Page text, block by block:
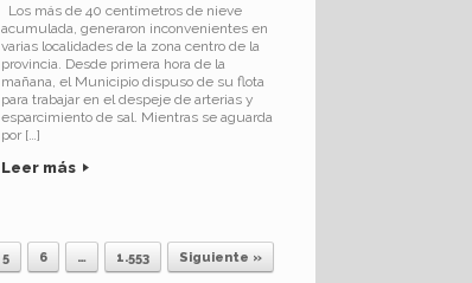
Los más de 40 centímetros de nieve
acumulada, generaron inconvenientes en
varias localidades de la zona centro de la
provincia. Desde primera hora de la
mañana, el Municipio dispuso de su flota
para trabajar en el despeje de arterias y
esparcimiento de sal. Mientras se aguarda
por […]
Leer más
5 6 … 1.553 Siguiente »